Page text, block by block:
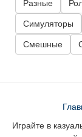
Разные
Симуляторы
Смешные
Играйте в